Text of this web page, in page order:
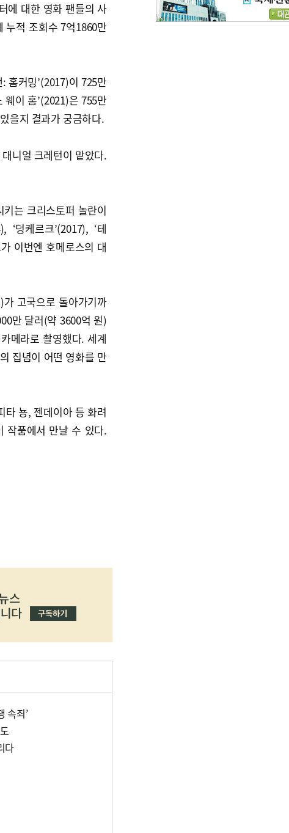
에 대한 영화 팬들의 사
누적 조회수 7억1860만
홈커밍’(2017)이 725만
웨이 홈’(2021)은 755만
을지 결과가 궁금하다.
니얼 크레턴이 맡았다.
는 크리스토퍼 놀란이
‘덩케르크’(2017), ‘테
이번엔 호메로스의 대
고국으로 돌아가기까
만 달러(약 3600억 원)
메라로 촬영했다. 세계
집념이 어떤 영화를 만
타 뇽, 젠데이아 등 화려
작품에서 만날 수 있다.
속죄’
다